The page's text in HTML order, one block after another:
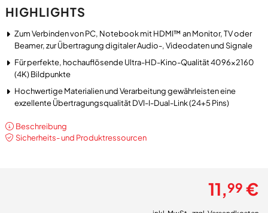
HIGHLIGHTS
Zum Verbinden von PC, Notebook mit HDMI™ an Monitor, TV oder
Beamer, zur Übertragung digitaler Audio-, Videodaten und Signale
Für perfekte, hochauflösende Ultra-HD-Kino-Qualität 4096x2160
(4K) Bildpunkte
Hochwertige Materialien und Verarbeitung gewährleisten eine
exzellente Übertragungsqualität DVI-I-Dual-Link (24+5 Pins)
Beschreibung
Sicherheits- und Produktressourcen
11,99 €